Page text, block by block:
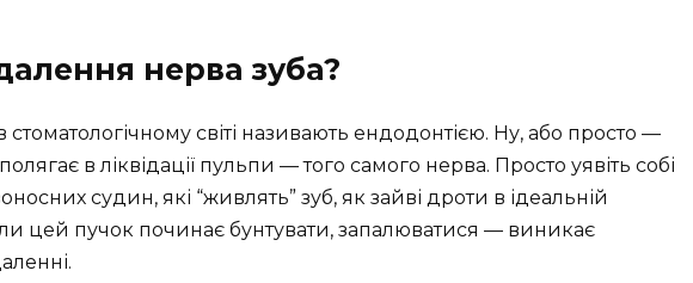
нерва зуба?
світі називають ендодонтією. Ну, або просто —
в ліквідації пульпи — того самого нерва. Просто уявіть собі
судин, які “живлять” зуб, як зайві дроти в ідеальній
цей пучок починає бунтувати, запалюватися — виникає